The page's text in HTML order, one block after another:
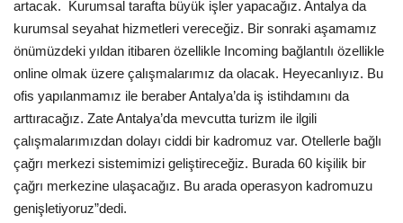
artacak. Kurumsal tarafta büyük işler yapacağız. Antalya da
kurumsal seyahat hizmetleri vereceğiz. Bir sonraki aşamamız
önümüzdeki yıldan itibaren özellikle Incoming bağlantılı özellikle
online olmak üzere çalışmalarımız da olacak. Heyecanlıyız. Bu
ofis yapılanmamız ile beraber Antalya’da iş istihdamını da
arttıracağız. Zate Antalya’da mevcutta turizm ile ilgili
çalışmalarımızdan dolayı ciddi bir kadromuz var. Otellerle bağlı
çağrı merkezi sistemimizi geliştireceğiz. Burada 60 kişilik bir
çağrı merkezine ulaşacağız. Bu arada operasyon kadromuzu
genişletiyoruz”dedi.